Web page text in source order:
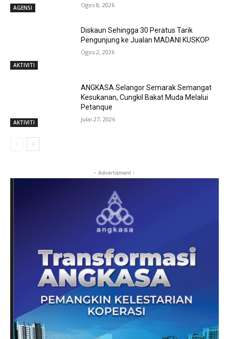
AGENSI Ogos 8, 2026
AKTIVITI
Diskaun Sehingga 30 Peratus Tarik
Pengunjung ke Jualan MADANI KUSKOP
Ogos 2, 2026
AKTIVITI
ANGKASA Selangor Semarak Semangat
Kesukanan, Cungkil Bakat Muda Melalui
Petanque
Julai 27, 2026
- Advertisment -